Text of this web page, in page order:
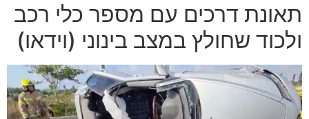
תאונת דרכים עם מספר כלי רכב
ולכוד שחולץ במצב בינוני (וידאו)